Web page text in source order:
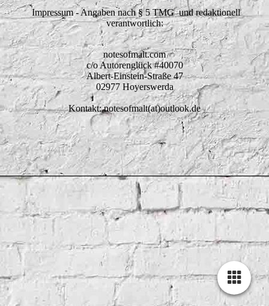
Impressum - Angaben nach § 5 TMG und redaktionell
verantwortlich:
notesofmalt.com
c/o Autorenglück #40070
Albert-Einstein-Straße 47
02977 Hoyerswerda
Kontakt: notesofmalt(at)outlook.de